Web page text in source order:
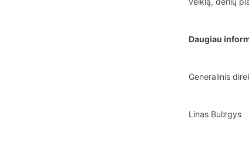
Daugiau
Generalinis
Linas Bulzgys